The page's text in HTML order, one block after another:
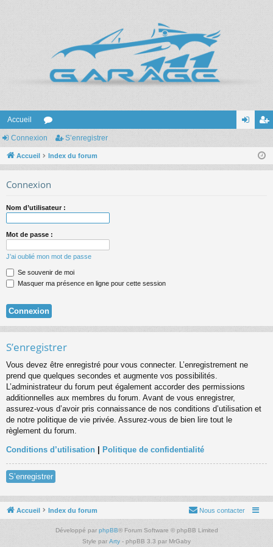
Accueil
or
u nr
Connexion S’enregistrer
Accueil Index du forum
Connexion
Nom d’utilisateur :
Mot de passe :
J’ai oublié mon mot de passe
Se souvenir de moi
Masquer ma présence en ligne pour cette session
S’enregistrer
Vous devez être enregistré pour vous connecter. L’enregistrement ne
prend que quelques secondes et augmente vos possibilités.
L’administrateur du forum peut également accorder des permissions
additionnelles aux membres du forum. Avant de vous enregistrer,
assurez-vous d’avoir pris connaissance de nos conditions d’utilisation et
de notre politique de vie privée. Assurez-vous de bien lire tout le
règlement du forum.
Conditions d’utilisation | Politique de confidentialité
S’enregistrer
Accueil Index du forum Nous contacter
Développé par phpBB® Forum Software © phpBB Limited
Style par Arty - phpBB 3.3 par MrGaby